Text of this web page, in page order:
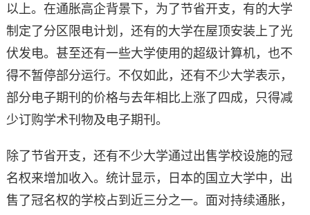
以上。在通胀高企背景下，为了节省开支，有的大学
制定了分区限电计划，还有的大学在屋顶安装上了光
伏发电。甚至还有一些大学使用的超级计算机，也不
得不暂停部分运行。不仅如此，还有不少大学表示，
部分电子期刊的价格与去年相比上涨了四成，只得减
少订购学术刊物及电子期刊。
除了节省开支，还有不少大学通过出售学校设施的冠
名权来增加收入。统计显示，日本的国立大学中，出
售了冠名权的学校占到近三分之一。面对持续通胀，